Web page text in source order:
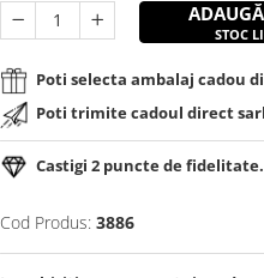
STOC
Poti selecta ambalaj cadou
Poti trimite cadoul direct
Castigi 2 puncte de fidelitate.
Cod Produs: 3886